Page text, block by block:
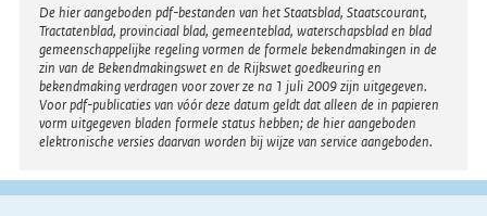
Disclaimer
De hier aangeboden pdf-bestanden van het Staatsblad, Staatscourant,
Tractatenblad, provinciaal blad, gemeenteblad, waterschapsblad en blad
gemeenschappelijke regeling vormen de formele bekendmakingen in de
zin van de Bekendmakingswet en de Rijkswet goedkeuring en
bekendmaking verdragen voor zover ze na 1 juli 2009 zijn uitgegeven.
Voor pdf-publicaties van vóór deze datum geldt dat alleen de in papieren
vorm uitgegeven bladen formele status hebben; de hier aangeboden
elektronische versies daarvan worden bij wijze van service aangeboden.